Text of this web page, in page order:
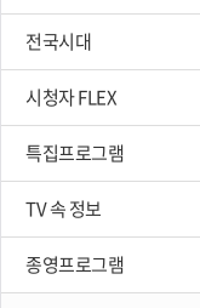
전국시대
시청자 FLEX
특집프로그램
TV 속 정보
종영프로그램